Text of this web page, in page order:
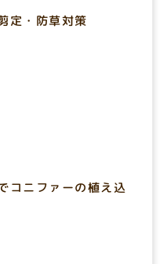
定・防草対策
コニファーの植え込